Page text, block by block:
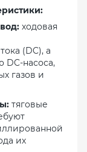
ходовая
(DC), а
DC-насоса,
газов и
тяговые
их